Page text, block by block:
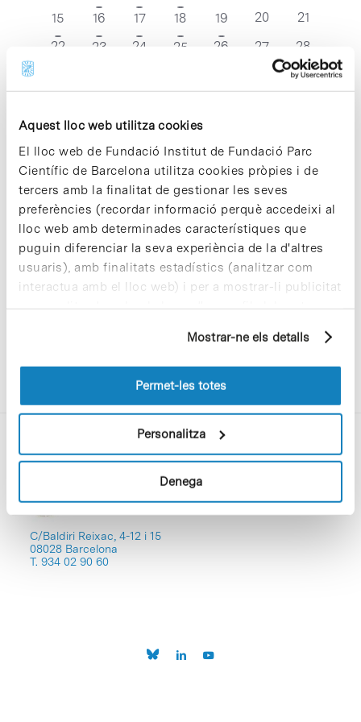
Aquest lloc web utilitza cookies
El lloc web de Fundació Institut de Fundació Parc
Científic de Barcelona utilitza cookies pròpies i de
tercers amb la finalitat de gestionar les seves
preferències (recordar informació perquè accedeixi al
lloc web amb determinades característiques que
puguin diferenciar la seva experiència de la d'altres
usuaris), amb finalitats estadístics (analitzar com
interactua amb el lloc web) i per a mostrar-li publicitat
personalitzada sobre la base d'un perfil elaborat a
pàgines visitades). Per a obtenir més informació sobre
les cookies pot consultar laPolítica de cookiesdel
Mostrar-ne els detalls
Permet-les totes
Personalitza
Denega
esdeveniments
esdeveniment
esdevenimentesdeveniment
1
esdeveniment
15
1
esdeveniment
16
1
esdeveniment
17
2
esdeveniments
18
2
esdeveniments
19
0
20
0
21
0
22
2
23
0
24
125
0
esdeveniments
26
0
esdeveniments
27
0
28
esdeveniments
esdevenimentsesdeveniments
esdevenimentesdevenimentesdeveniments
0
5
Subscriviu-vos al calendari
C/Baldiri Reixac, 4-12 i 15
08028 Barcelona
T. 934 02 90 60